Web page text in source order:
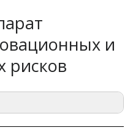
и
рисков